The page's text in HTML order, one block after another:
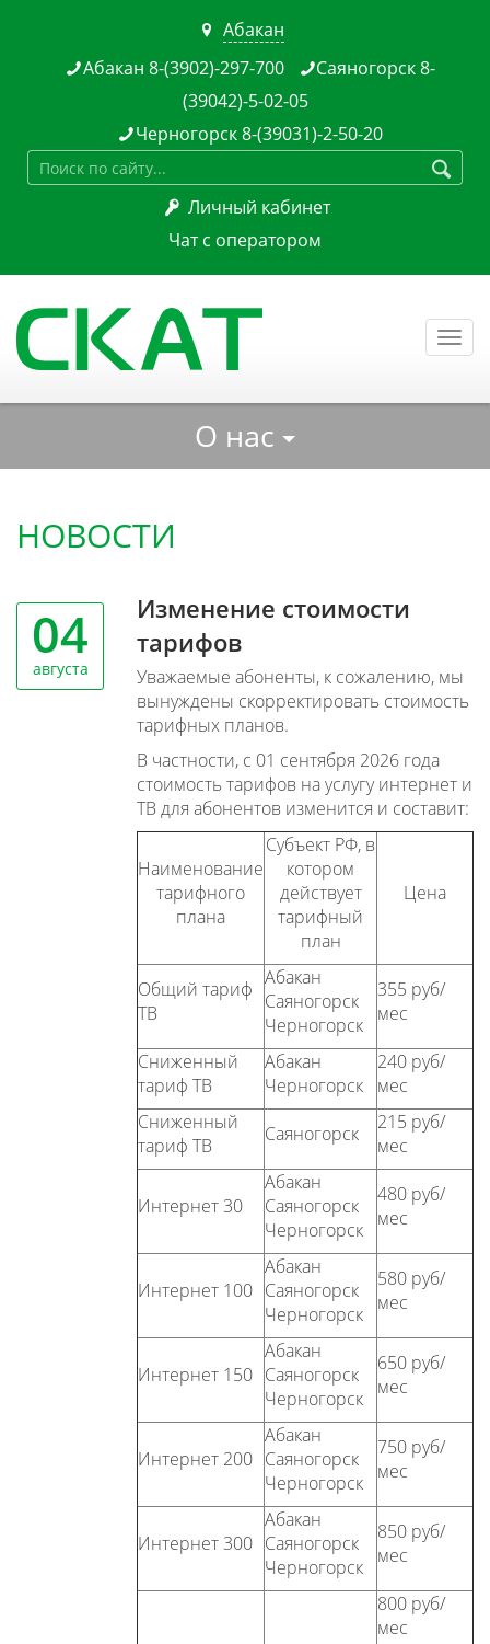
 Абакан
Абакан 8-(3902)-297-700 Саяногорск 8-
(39042)-5-02-05
Черногорск 8-(39031)-2-50-20

 Личный кабинет
Чат с оператором
О нас
НОВОСТИ
04
августа
Изменение стоимости
тарифов
Уважаемые абоненты, к сожалению, мы
вынуждены скорректировать стоимость
тарифных планов.
В частности, с 01 сентября 2026 года
стоимость тарифов на услугу интернет и
ТВ для абонентов изменится и составит:
Наименование
тарифного
плана
Субъект РФ, в
котором
действует
тарифный
план
Цена
Общий тариф
ТВ
Абакан
Саяногорск
Черногорск
355 руб/
мес
Сниженный
тариф ТВ
Абакан
Черногорск
240 руб/
мес
Сниженный
тариф ТВ
Саяногорск
215 руб/
мес
Интернет 30
Абакан
Саяногорск
Черногорск
480 руб/
мес
Интернет 100
Абакан
Саяногорск
Черногорск
580 руб/
мес
Интернет 150
Абакан
Саяногорск
Черногорск
650 руб/
мес
Интернет 200
Абакан
Саяногорск
Черногорск
750 руб/
мес
Интернет 300
Абакан
Саяногорск
Черногорск
850 руб/
мес
800 руб/
мес